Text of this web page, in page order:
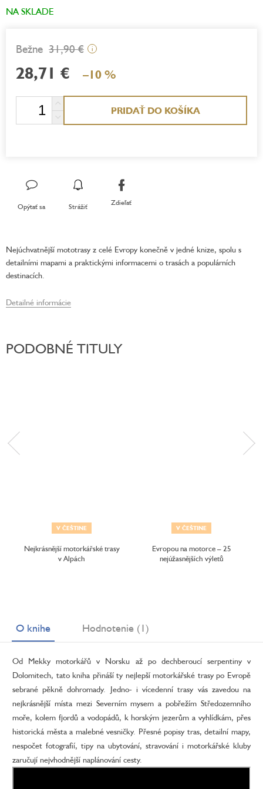
NA SKLADE
31,90 € i
28,71 € –10 %
PRIDAŤ DO KOŠÍKA
Opýtať sa Strážiť Zdieľať
Nejúchvatnější mototrasy z celé Evropy konečně v jedné knize, spolu s
detailními mapami a praktickými informacemi o trasách a populárních
destinacích.
Detailné informácie
PODOBNÉ TITULY
V ČEŠTINE
Nejkrásnější motorkářské trasy
v Alpách
V ČEŠTINE
Evropou na motorce – 25
nejúžasnějších výletů
O knihe Hodnotenie (1)
Od Mekky motorkářů v Norsku až po dechberoucí serpentiny v
Dolomitech, tato kniha přináší ty nejlepší motorkářské trasy po Evropě
sebrané pěkně dohromady. Jedno- i vícedenní trasy vás zavedou na
nejkrásnější místa mezi Severním mysem a pobřežím Středozemního
moře, kolem fjordů a vodopádů, k horským jezerům a vyhlídkám, přes
historická města a malebné vesničky. Přesné popisy tras, detailní mapy,
nespočet fotografií, tipy na ubytování, stravování i motorkářské kluby
zaručují nejvhodnější naplánování cesty.